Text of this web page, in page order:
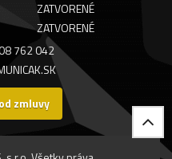
ZATVORENÉ
ZATVORENÉ
762 042
zmluvy